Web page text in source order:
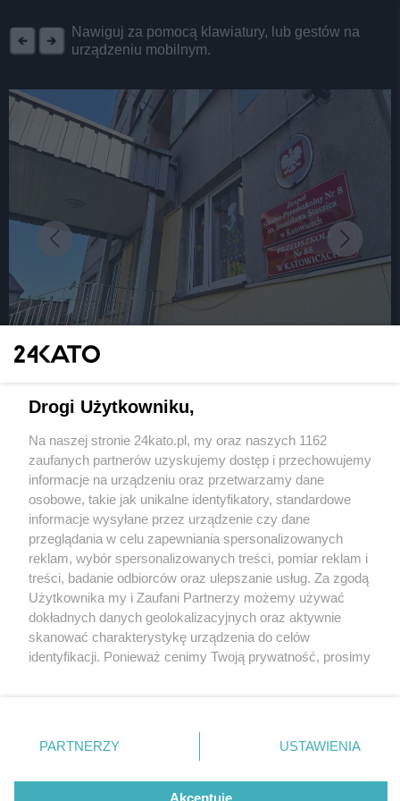
Nawiguj za pomocą klawiatury, lub gestów na
urządzeniu mobilnym.
Dwa przedszkola w Katowicach do likwidacji.
Powodem jest mała liczba wychowanków
3 / 7
Przedszkole nr 88 w
Katowicach idzie do
likwidacji
Wydawca mediów lokalnych
Nie zapomnij
zapoznać się z:
polityką prywatności regulamin korzystania z portali
Twojemiasto
Piekary Śląskie
Chorzów
Tarnowskie Góry
Gliwice
Skontakuj sięz nami
Kontakt
Wydawca
Redakcja
Drogi Użytkowniku,
Na naszej stronie 24kato.pl, my oraz naszych 1162
zaufanych partnerów uzyskujemy dostęp i przechowujemy
informacje na urządzeniu oraz przetwarzamy dane
osobowe, takie jak unikalne identyfikatory, standardowe
informacje wysyłane przez urządzenie czy dane
przeglądania w celu zapewniania spersonalizowanych
reklam, wybór spersonalizowanych treści, pomiar reklam i
treści, badanie odbiorców oraz ulepszanie usług. Za zgodą
Użytkownika my i Zaufani Partnerzy możemy używać
dokładnych danych geolokalizacyjnych oraz aktywnie
skanować charakterystykę urządzenia do celów
identyfikacji. Ponieważ cenimy Twoją prywatność, prosimy
prywatności znajdujący się w lewym dolnym rogu strony
. Niektóre rodzaje przetwarzania danych nie wymagają
zgody użytkownika, ale masz prawo sprzeciwić się
takiemu przetwarzaniu. Preferencje będą miały
PARTNERZY USTAWIENIA
Akceptuję